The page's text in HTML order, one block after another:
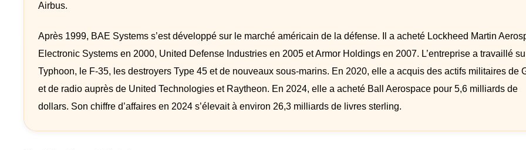
Airbus.
Après 1999, BAE Systems s’est développé sur le marché américain de la défense. Il a acheté Lockheed Martin
Electronic Systems en 2000, United Defense Industries en 2005 et Armor Holdings en 2007. L’entreprise a travaillé
Typhoon, le F-35, les destroyers Type 45 et de nouveaux sous-marins. En 2020, elle a acquis des actifs militaires de
et de radio auprès de United Technologies et Raytheon. En 2024, elle a acheté Ball Aerospace pour 5,6 milliards de
dollars. Son chiffre d’affaires en 2024 s’élevait à environ 26,3 milliards de livres sterling.